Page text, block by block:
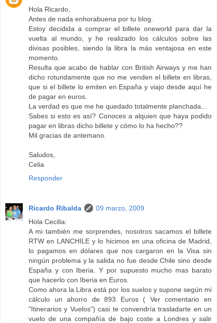
Hola Ricardo,
Antes de nada enhorabuena por tu blog.
Estoy decidida a comprar el billete oneworld para dar la
vuelta al mundo, y he realizado los cálculos sobre las
divisas posibles, siendo la libra la más ventajosa en este
momento.
Resulta que acabo de hablar con British Airways y me han
dicho rotundamente que no me venden el billete en libras,
que si el billete lo emiten en España y viajo desde aquí he
de pagar en euros.
La verdad es que me he quedado totalmente planchada...
Sabes si esto es así? Conoces a alquien que haya podido
pagar en libras dicho billete y cómo lo ha hecho??
Mil gracias de antemano.
Saludos,
Celia
Responder
Ricardo Ribalda
09 marzo, 2009
Hola Cecilia:
A mi también me sorprendes, nosotros sacamos el billete
RTW en LANCHILE y lo hicimos en una oficina de Madrid,
lo pagamos en dólares que nos cargaron en la Visa sin
ningún problema y la salida no fue desde Chile sino desde
España y con Iberia. Y por supuesto mucho mas barato
que hacerlo con Iberia en Euros.
Como ahora la Libra está por los suelos y supone según mi
cálculo un ahorro de 893 Euros ( Ver comentario en
"Itinerarios y Vuelos") casi te convendría trasladarte en un
vuelo de una compañía de bajo coste a Londres y salir